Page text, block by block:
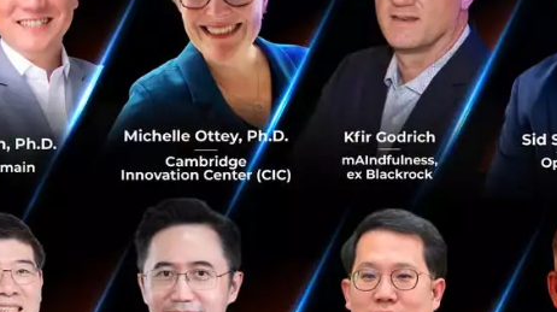
ป็นกระแสขึ้นมาอาจถูกมองว่าเป็น 'แฟชั่น' ได้ค่อนข้างง่าย ผล
ด้วยความที่ข้อจำกัดต่างๆ ถูกลดลงไปมาก ทำให้คู่แข่งก็จะเกิดขึ้
อกาสที่จะดังหรือเป็นกระแสได้ง่าย แต่อาจจะยืนระยะได้ไม่
ดีที่เกิดขึ้นคิดเป็นประมาณ 90% อีก 10% เท่านั้นที่เป็นอุปสร
งธุรกิจสามารถคุมทุกอย่างด้วยตัวเองได้ง่ายขึ้นอย่างมาก